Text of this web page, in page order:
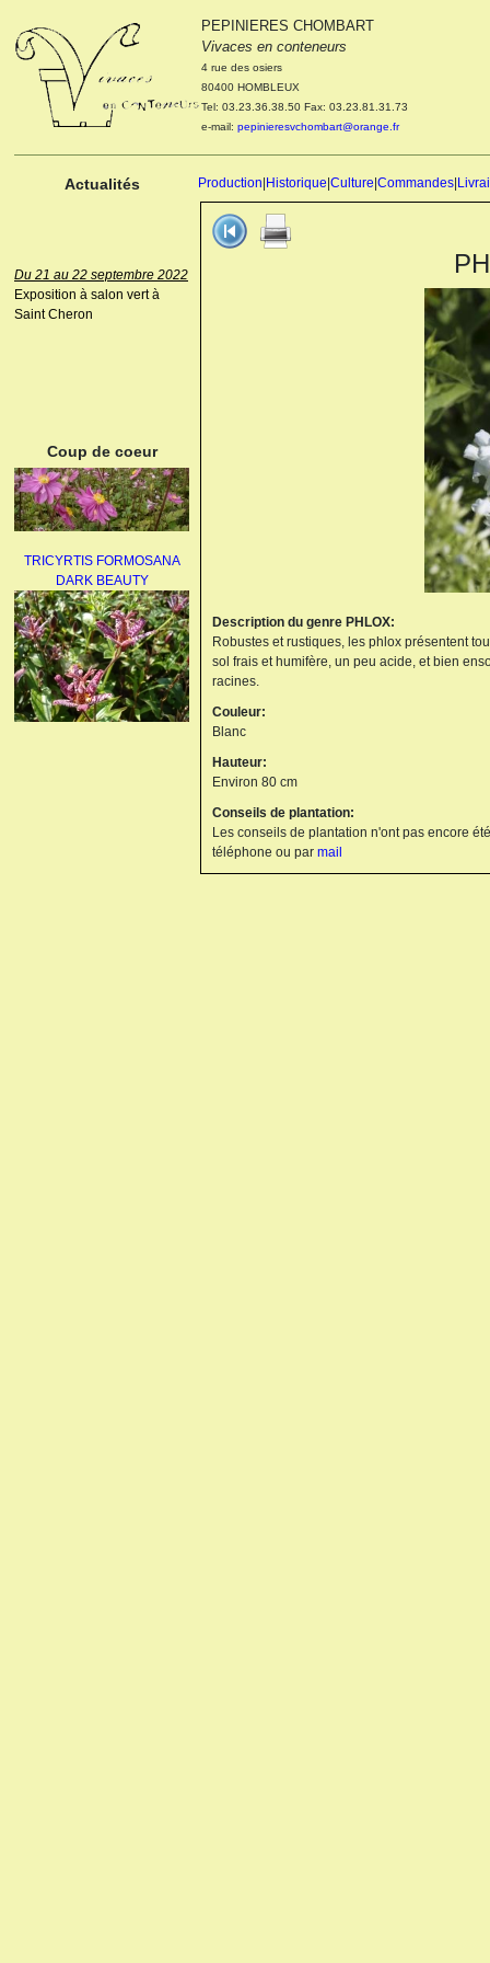
PEPINIERES CHOMBART
Vivaces en conteneurs
4 rue des osiers
80400 HOMBLEUX
Tel: 03.23.36.38.50 Fax: 03.23.81.31.73
e-mail: pepinieresvchombart@orange.fr
Actualités Production Historique Culture Commandes
Le 04 et 05 octobre 2022
Portes ouvertes de la
pépinière : Visite des
cultures, découverte des
nouveautés. Le rendez-vous
des passionnés Le mardi 04
Du 21 au 22 septembre 2022
Exposition à salon vert à
Saint Cheron
Coup de coeur
TRICYRTIS FORMOSANA
DARK BEAUTY
Description du genre PHLOX:
Robustes et rustiques, les phlox présentent
sol frais et humifère, un peu acide, et bien
racines.
Couleur:
Blanc
Hauteur:
Environ 80 cm
Conseils de plantation:
Les conseils de plantation n'ont pas encore
téléphone ou par mail